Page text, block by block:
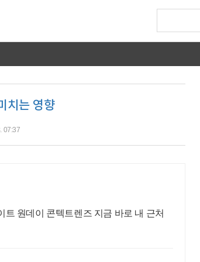
치는 영향
07:37
원데이 콘텍트렌즈 지금 바로 내 근처